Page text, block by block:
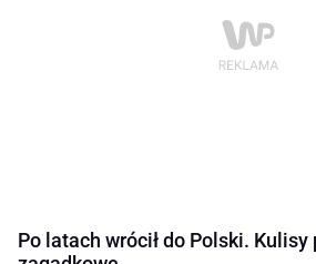
Po latach wrócił do Polski. Kulisy